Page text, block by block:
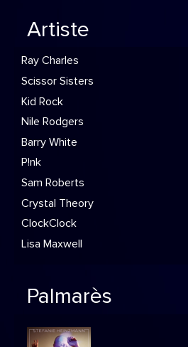
Artiste
Ray Charles
Scissor Sisters
Kid Rock
Nile Rodgers
Barry White
P!nk
Sam Roberts
Crystal Theory
ClockClock
Lisa Maxwell
Palmarès